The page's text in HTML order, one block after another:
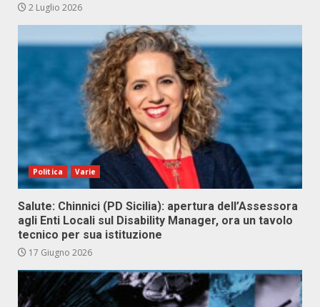
2 Luglio 2026
Politica Varie
Salute: Chinnici (PD Sicilia): apertura dell’Assessora
agli Enti Locali sul Disability Manager, ora un tavolo
tecnico per sua istituzione
17 Giugno 2026